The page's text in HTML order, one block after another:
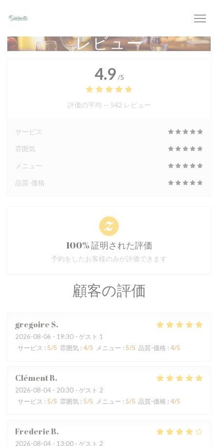
レビュー
顧客の評価
gregoire S
2026-08-06 - 19:30 - ゲスト 1
サービス : 5/5 雰囲気 : 4/5 メニュー : 5/5 品質-価格 : 4/5
ClémentB
2026-08-04 - 20:30 - ゲスト 2
サービス : 5/5 雰囲気 : 5/5 メニュー : 5/5 品質-価格 : 4/5
FredericB
2026-08-04 - 13:00 - ゲスト 2
4.9 /5
評価の平均 — 542 レビュー
サービス
雰囲気
メニュー
品質-価格
100% 証明された評価
予約をしたお客様のみが評価できます